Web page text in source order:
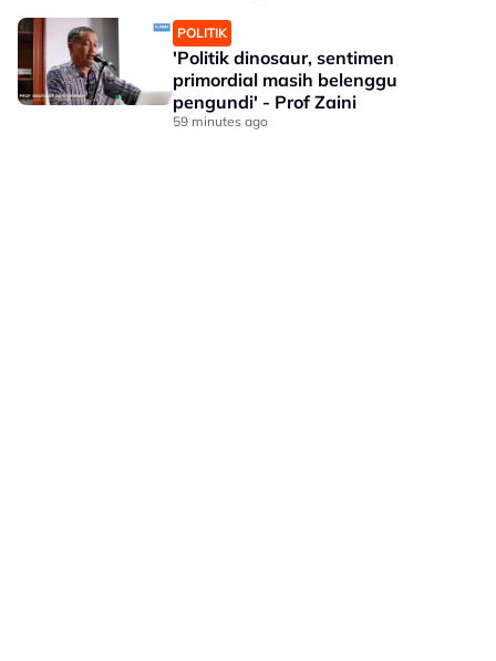
POLITIK
'Politik dinosaur, sentimen
primordial masih belenggu
pengundi' - Prof Zaini
59 minutes ago